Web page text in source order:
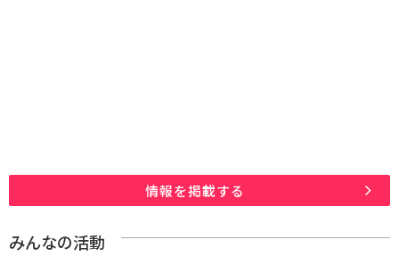
情報を掲載する
みんなの活動